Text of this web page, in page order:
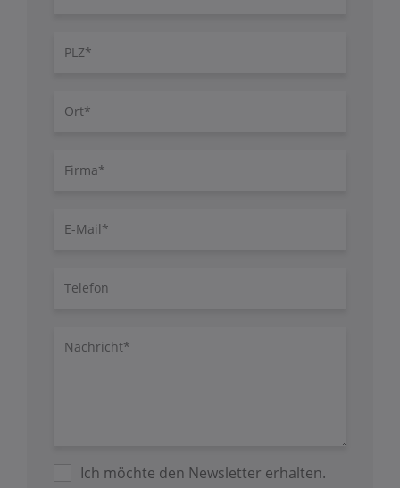
PLZ
Ort
Firma
E-
Telefon
Nachricht/Fragen
Ich möchte den Newsletter erhalten.